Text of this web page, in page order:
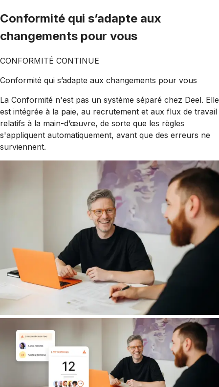
Conformité qui s’adapte aux
changements pour vous
CONFORMITÉ CONTINUE
Conformité qui s’adapte aux changements pour vous
La Conformité n'est pas un système séparé chez Deel. Elle
est intégrée à la paie, au recrutement et aux flux de travail
relatifs à la main-d’œuvre, de sorte que les règles
s'appliquent automatiquement, avant que des erreurs ne
surviennent.